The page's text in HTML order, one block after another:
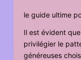
le guide ultime
Il est évident
privilégier le
généreuses